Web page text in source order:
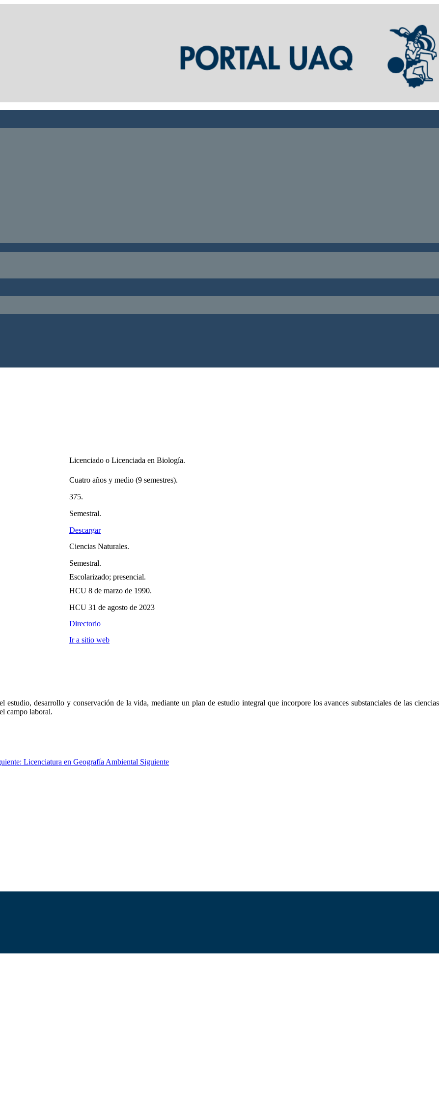
Licenciado o Licenciada en Biología.
Cuatro años y medio (9 semestres).
375.
Semestral.
Descargar
Ciencias Naturales.
Semestral.
Escolarizado; presencial.
HCU 8 de marzo de 1990.
HCU 31 de agosto de 2023
Directorio
Ir a sitio web
estudio, desarrollo y conservación de la vida, mediante un plan de estudio integral que incorpore los avances substanciales de las ciencias
campo laboral.
Licenciatura en Geografía Ambiental Siguiente